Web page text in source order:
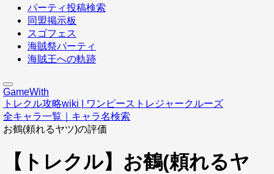
パーティ投稿検索
同盟掲示板
スゴフェス
海賊祭パーティ
海賊王への軌跡
GameWith
トレクル攻略wiki | ワンピーストレジャークルーズ
全キャラ一覧｜キャラ名検索
お鶴(頼れるヤツ)の評価
【トレクル】お鶴(頼れるヤ